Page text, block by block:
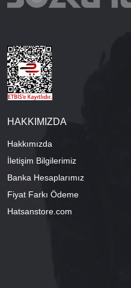
HAKKIMIZDA
Hakkımızda
İletişim Bilgilerimiz
Banka Hesaplarımız
Fiyat Farkı Ödeme
Hatsanstore.com